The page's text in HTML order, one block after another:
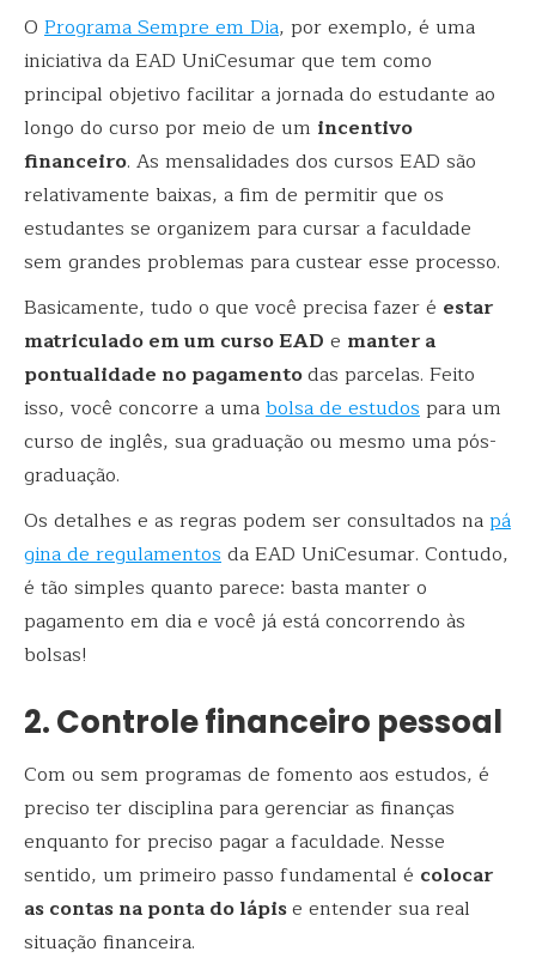
O Programa Sempre em Dia, por exemplo, é uma
iniciativa da EAD UniCesumar que tem como
principal objetivo facilitar a jornada do estudante ao
longo do curso por meio de um incentivo
financeiro. As mensalidades dos cursos EAD são
relativamente baixas, a fim de permitir que os
estudantes se organizem para cursar a faculdade
sem grandes problemas para custear esse processo.
Basicamente, tudo o que você precisa fazer é estar
matriculado em um curso EAD e manter a
pontualidade no pagamentodas parcelas. Feito
isso, você concorre a umabolsa de estudospara um
curso de inglês, sua graduação ou mesmo uma pós-
graduação.
Os detalhes e as regras podem ser consultados napá
gina de regulamentosda EAD UniCesumar. Contudo,
é tão simples quanto parece: basta manter o
pagamento em dia e você já está concorrendo às
bolsas!
2. Controle financeiro pessoal
Com ou sem programas de fomento aos estudos, é
preciso ter disciplina para gerenciar as finanças
enquanto for preciso pagar a faculdade. Nesse
sentido, um primeiro passo fundamental é colocar
as contas na ponta do lápise entender sua real
situação financeira.